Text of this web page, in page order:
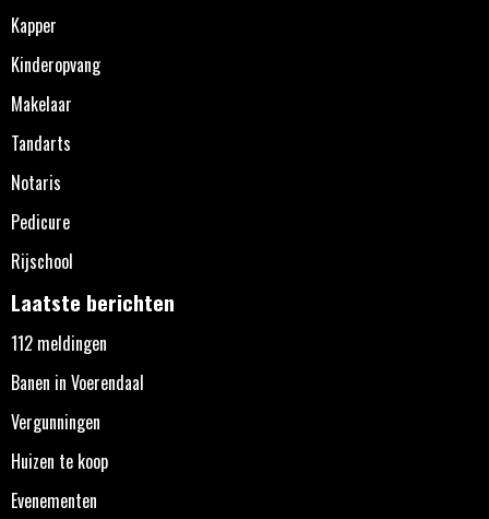
Kapper
Kinderopvang
Makelaar
Tandarts
Notaris
Pedicure
Rijschool
Laatste berichten
112 meldingen
Banen in Voerendaal
Vergunningen
Huizen te koop
Evenementen